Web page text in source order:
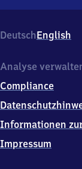
2,
3
3
6
Hann.
Hedemünden
DeutschEnglish
Analyse
Compliance
Informationen
Impressum